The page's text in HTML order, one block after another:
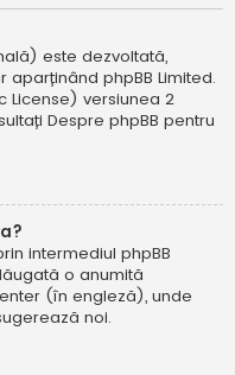
este dezvoltată,
aparținând phpBB Limited.
License) versiunea 2
Despre phpBB pentru
intermediul phpBB
o anumită
(în engleză), unde
noi.